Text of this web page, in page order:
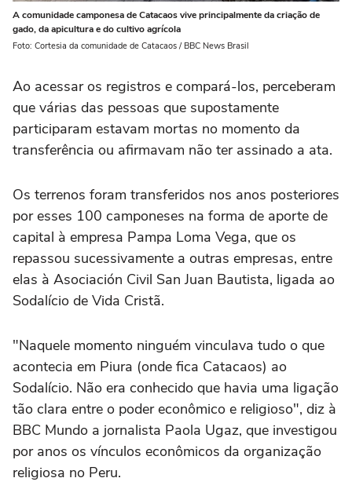
A comunidade camponesa de Catacaos vive principalmente da criação de
gado, da apicultura e do cultivo agrícola
Foto: Cortesia da comunidade de Catacaos / BBC News Brasil
Ao acessar os registros e compará-los, perceberam
que várias das pessoas que supostamente
participaram estavam mortas no momento da
transferência ou afirmavam não ter assinado a ata.
Os terrenos foram transferidos nos anos posteriores
por esses 100 camponeses na forma de aporte de
capital à empresa Pampa Loma Vega, que os
repassou sucessivamente a outras empresas, entre
elas à Asociación Civil San Juan Bautista, ligada ao
Sodalício de Vida Cristã.
"Naquele momento ninguém vinculava tudo o que
acontecia em Piura (onde fica Catacaos) ao
Sodalício. Não era conhecido que havia uma ligação
tão clara entre o poder econômico e religioso", diz à
BBC Mundo a jornalista Paola Ugaz, que investigou
por anos os vínculos econômicos da organização
religiosa no Peru.